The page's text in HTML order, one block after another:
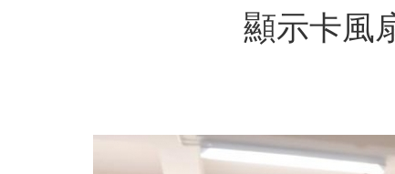
顯示卡風